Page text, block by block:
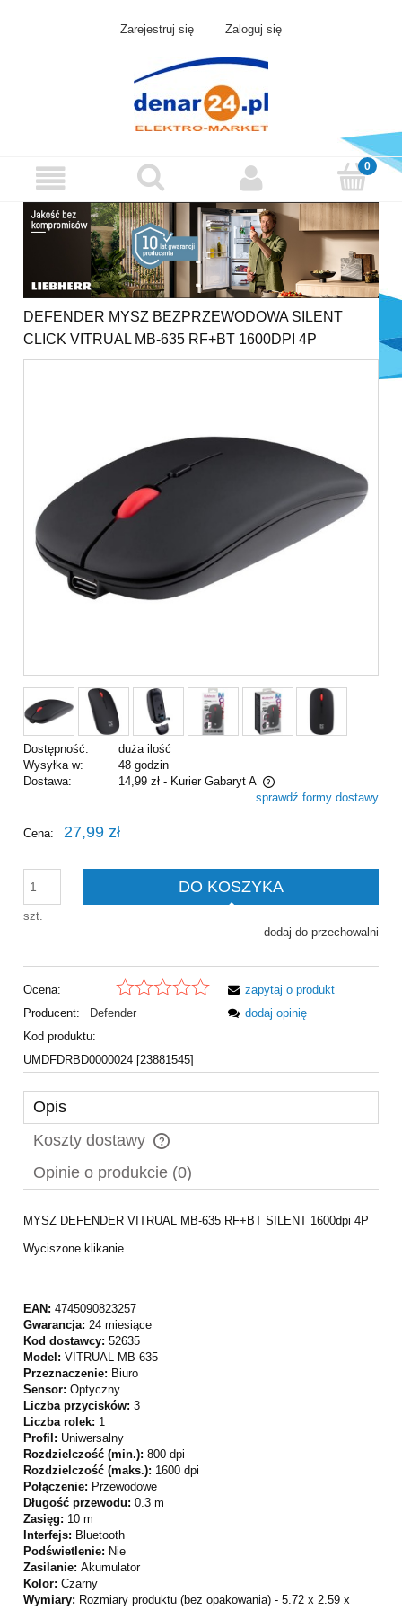
Zarejestruj się Zaloguj się
DEFENDER MYSZ BEZPRZEWODOWA SILENT
CLICK VITRUAL MB-635 RF+BT 1600DPI 4P
Dostępność:
duża ilość
Wysyłka w:
48 godzin
Dostawa:
14,99 zł - Kurier Gabaryt A
Cena nie zawiera ewentualnych kosztów płatnościsprawdź formy dostawy
Cena: 27,99 zł
szt.
DO KOSZYKA
dodaj do przechowalni
Ocena:
Producent:
Defender
Kod produktu:
UMDFDRBD0000024 [23881545]
zapytaj o produkt
dodaj opinię
Opis
Koszty dostawy
Cena nie zawiera ewentualnych kosztów płatności
Opinie o produkcie (0)
MYSZ DEFENDER VITRUAL MB-635 RF+BT SILENT 1600dpi 4P
Wyciszone klikanie
EAN: 4745090823257
Gwarancja: 24 miesiące
Kod dostawcy: 52635
Model: VITRUAL MB-635
Przeznaczenie: Biuro
Sensor: Optyczny
Liczba przycisków: 3
Liczba rolek: 1
Profil: Uniwersalny
Rozdzielczość (min.): 800 dpi
Rozdzielczość (maks.): 1600 dpi
Połączenie: Przewodowe
Długość przewodu: 0.3 m
Zasięg: 10 m
Interfejs: Bluetooth
Podświetlenie: Nie
Zasilanie: Akumulator
Kolor: Czarny
Wymiary: Rozmiary produktu (bez opakowania) - 5.72 x 2.59 x